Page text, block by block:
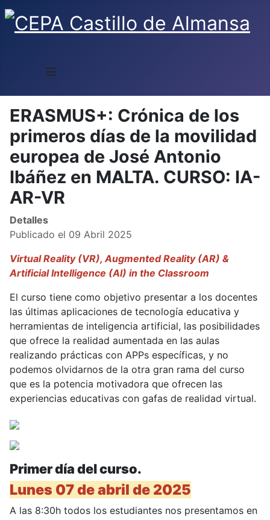
≡
ERASMUS+: Crónica de los
primeros días de la movilidad
europea de José Antonio
Ibáñez en MALTA. CURSO: IA-
AR-VR
Detalles
Publicado el 09 Abril 2025
Virtual Reality (VR), Augmented Reality (AR) &
Artificial Intelligence (AI) in the Classroom
El curso tiene como objetivo presentar a los docentes
las últimas aplicaciones de tecnología educativa y
herramientas de inteligencia artificial, las posibilidades
que ofrece la realidad aumentada en las aulas
realizando prácticas con APPs específicas, y no
podemos olvidarnos de la otra gran rama del curso
que es la potencia motivadora que ofrecen las
experiencias educativas con gafas de realidad virtual.
Primer día del curso.
Lunes 07 de abril de 2025
A las 8:30h todos los estudiantes nos presentamos en